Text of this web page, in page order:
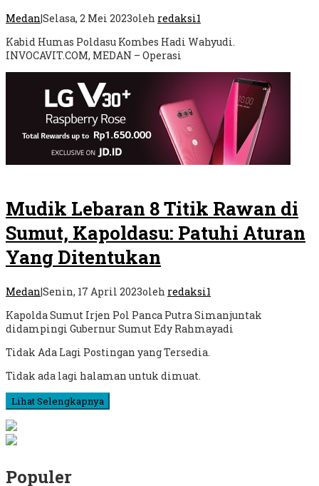
Medan|Selasa, 2 Mei 2023oleh redaksi1
Kabid Humas Poldasu Kombes Hadi Wahyudi.
INVOCAVIT.COM, MEDAN – Operasi
Mudik Lebaran 8 Titik Rawan di
Sumut, Kapoldasu: Patuhi Aturan
Yang Ditentukan
Medan|Senin, 17 April 2023oleh redaksi1
Kapolda Sumut Irjen Pol Panca Putra Simanjuntak
didampingi Gubernur Sumut Edy Rahmayadi
Tidak Ada Lagi Postingan yang Tersedia.
Tidak ada lagi halaman untuk dimuat.
Lihat Selengkapnya
Populer